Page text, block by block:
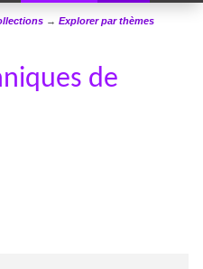
→ Explorer par thèmes
de